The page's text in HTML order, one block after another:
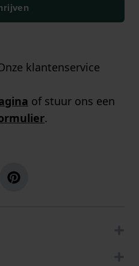
klantenservice
of stuur ons een
.